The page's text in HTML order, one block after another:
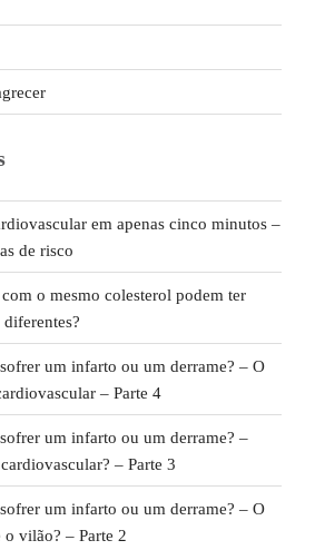
em apenas cinco minutos –
de risco
com o mesmo colesterol podem ter
um infarto ou um derrame? – O
– Parte 4
um infarto ou um derrame? –
– Parte 3
um infarto ou um derrame? – O
o vilão? – Parte 2